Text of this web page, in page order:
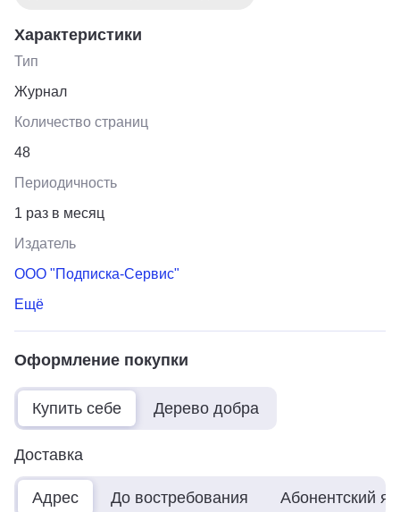
Характеристики
Тип
Журнал
Количество страниц
48
Периодичность
1 раз в месяц
Издатель
ООО "Подписка-Сервис"
Ещё
Оформление покупки
Купить себе Дерево добра
Доставка
Адрес До востребования Абонентский